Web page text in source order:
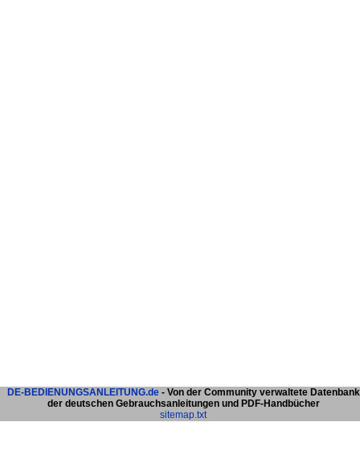
DE-BEDIENUNGSANLEITUNG.de- Von der Community verwaltete Datenbank
der deutschen Gebrauchsanleitungen und PDF-Handbücher
sitemap.txt